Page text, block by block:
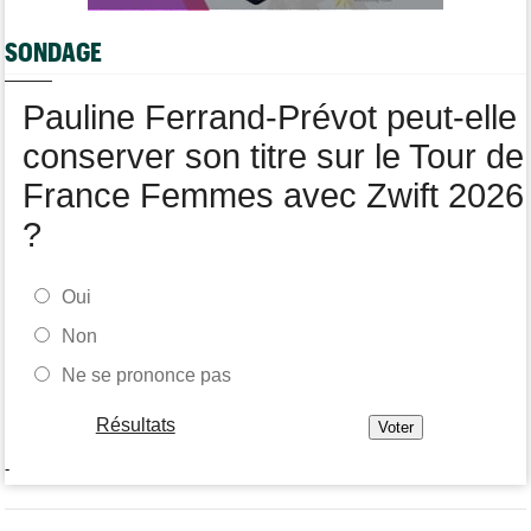
Louis Barré, son 1er succès chez les pros : "J'étais déterminé"
Tour de France Femmes
SONDAGE
Pauline Ferrand-Prévot peut-elle
conserver son titre sur le Tour de
France Femmes avec Zwift 2026
?
Oui
Non
Ne se prononce pas
Résultats
-